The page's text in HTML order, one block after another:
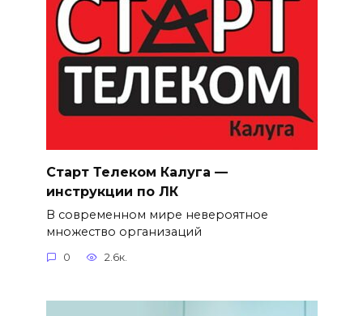
Старт Телеком Калуга —
инструкции по ЛК
В современном мире невероятное
множество организаций
0 2.6к.